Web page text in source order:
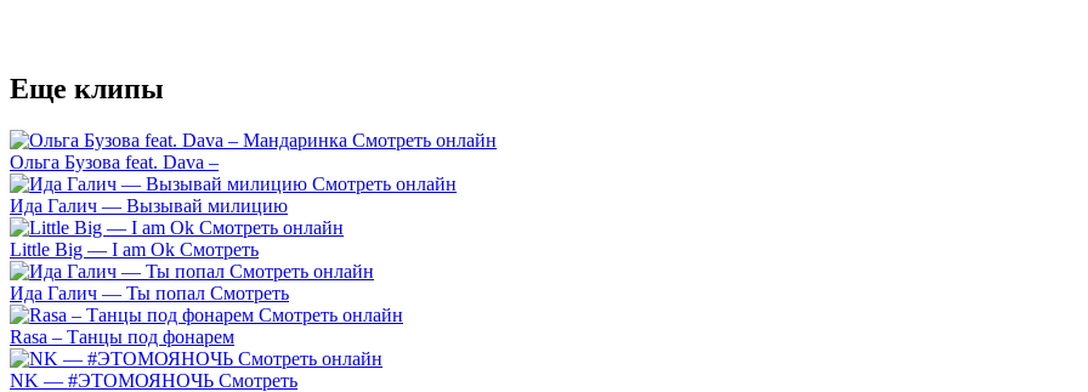
Еще клипы
Ольга Бузова feat. Dava –
Ида Галич — Вызывай милицию
Little Big — I am Ok Смотреть
Ида Галич — Ты попал Смотреть
Rasa – Танцы под фонарем
NK — #ЭТОМОЯНОЧЬ Смотреть